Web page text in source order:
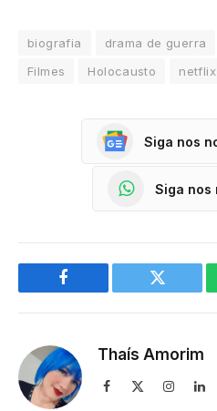
biografia drama de guerra
Filmes
Holocausto netflix
Siga nos
Siga nos
Facebook Twitter
Thaís Amorim
Facebook Instagram